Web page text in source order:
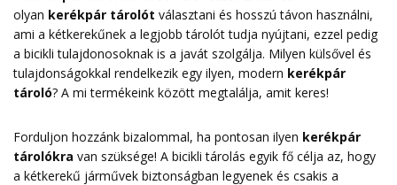
olyan kerékpár tárolót választani és hosszú távon használni,
ami a kétkerekűnek a legjobb tárolót tudja nyújtani, ezzel pedig
a bicikli tulajdonosoknak is a javát szolgálja. Milyen külsővel és
tulajdonságokkal rendelkezik egy ilyen, modern kerékpár
tároló? A mi termékeink között megtalálja, amit keres!
Forduljon hozzánk bizalommal, ha pontosan ilyen kerékpár
tárolókra van szüksége! A bicikli tárolás egyik fő célja az, hogy
a kétkerekű járművek biztonságban legyenek és csakis a